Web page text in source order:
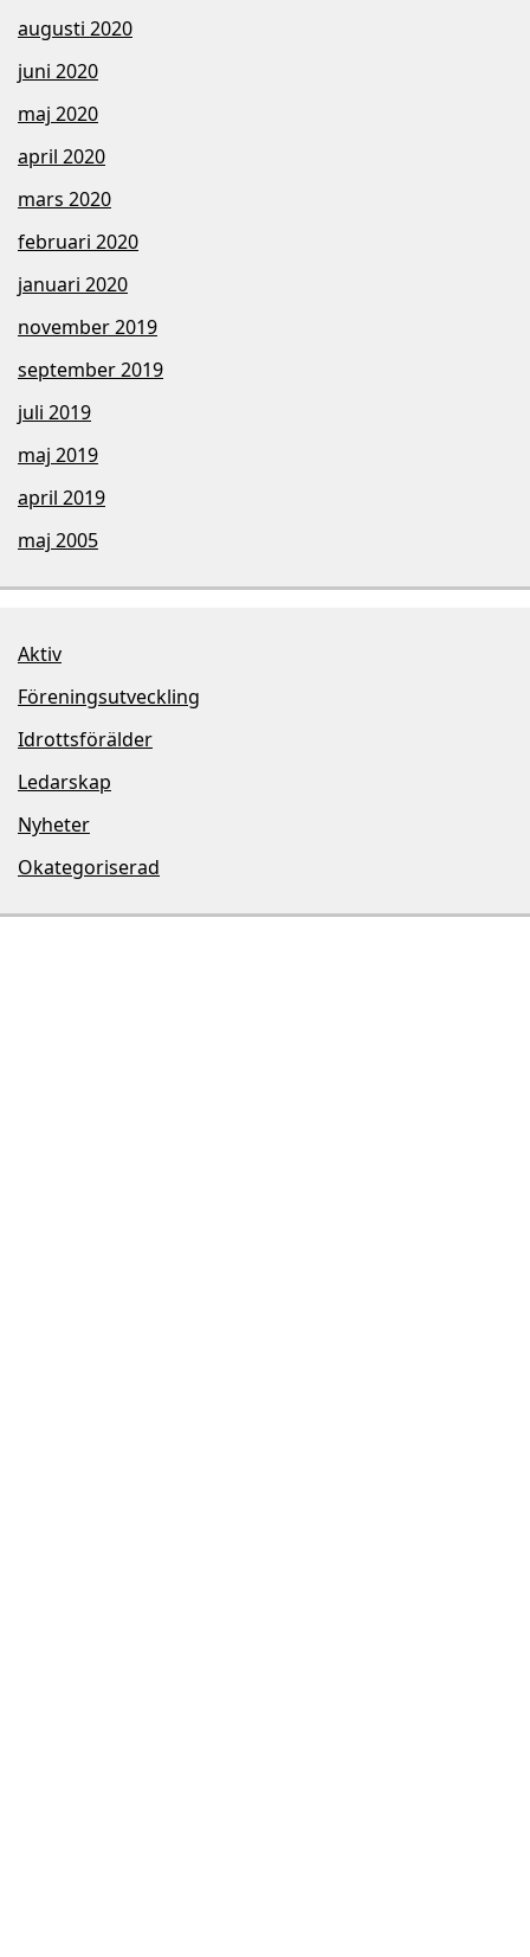
augusti 2020
juni 2020
maj 2020
april 2020
mars 2020
februari 2020
januari 2020
november 2019
september 2019
juli 2019
maj 2019
april 2019
maj 2005
Aktiv
Föreningsutveckling
Idrottsförälder
Ledarskap
Nyheter
Okategoriserad